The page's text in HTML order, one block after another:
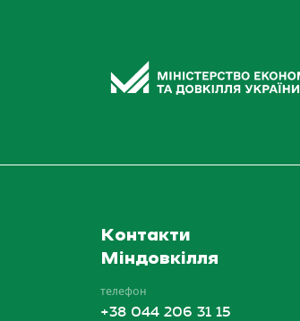
Контакти
Міндовкілля
телефон
+38 044 206 31 15